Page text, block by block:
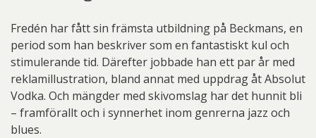
Fredén har fått sin främsta utbildning på Beckmans, en
period som han beskriver som en fantastiskt kul och
stimulerande tid. Därefter jobbade han ett par år med
reklamillustration, bland annat med uppdrag åt Absolut
Vodka. Och mängder med skivomslag har det hunnit bli
– framförallt och i synnerhet inom genrerna jazz och
blues.